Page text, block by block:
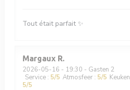
Tout était parfait ✨
Margaux R
2026-05-16 - 19:30 - Gasten 2
Service : 5/5 Atmosfeer : 5/5 Keuken
5/5